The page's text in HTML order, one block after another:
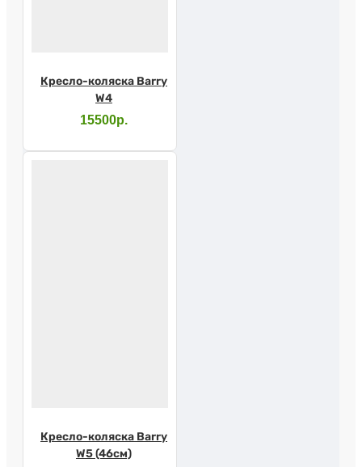
Кресло-коляска Barry
W4
15500р.
Кресло-коляска Barry
W5 (46см)